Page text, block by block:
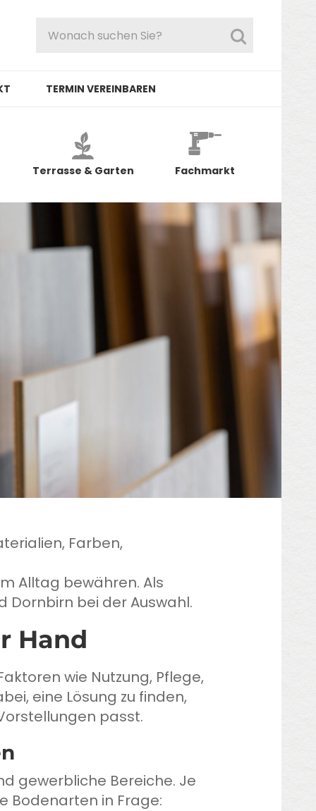
TERMIN VEREINBAREN
Terrasse & Garten Fachmarkt
Farben,
Alltag bewähren. Als
Dornbirn bei der Auswahl.
Hand
wie Nutzung, Pflege,
eine Lösung zu finden,
passt.
gewerbliche Bereiche. Je
Bodenarten in Frage: